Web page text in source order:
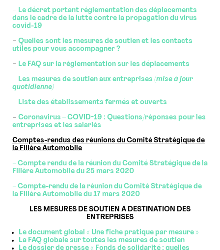
– Le décret portant réglementation des déplacements
dans le cadre de la lutte contre la propagation du virus
covid-19
– Quelles sont les mesures de soutien et les contacts
utiles pour vous accompagner ?
– Le FAQ sur la réglementation sur les déplacements
– Les mesures de soutien aux entreprises (mise à jour
quotidienne)
– Liste des établissements fermés et ouverts
– Coronavirus – COVID-19 : Questions/réponses pour les
entreprises et les salariés
Comptes-rendus des réunions du Comité Stratégique de
la Filière Automobile
– Compte rendu de la réunion du Comité Stratégique de la
Filière Automobile du 25 mars 2020
– Compte-rendu de la réunion du Comité Stratégique de
la Filière Automobile du 17 mars 2020
LES MESURES DE SOUTIEN A DESTINATION DES
ENTREPRISES
Le document global « Une fiche pratique par mesure »
La FAQ globale sur toutes les mesures de soutien
Le dossier de presse « Fonds de solidarité : quelles